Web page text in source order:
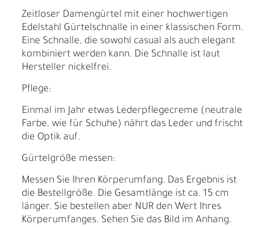
Zeitloser Damengürtel mit einer hochwertigen
Edelstahl Gürtelschnalle in einer klassischen Form.
Eine Schnalle, die sowohl casual als auch elegant
kombiniert werden kann. Die Schnalle ist laut
Hersteller nickelfrei.
Pflege:
Einmal im Jahr etwas Lederpflegecreme (neutrale
Farbe, wie für Schuhe) nährt das Leder und frischt
die Optik auf.
Gürtelgröße messen:
Messen Sie Ihren Körperumfang. Das Ergebnis ist
die Bestellgröße. Die Gesamtlänge ist ca. 15 cm
länger. Sie bestellen aber NUR den Wert Ihres
Körperumfanges. Sehen Sie das Bild im Anhang.